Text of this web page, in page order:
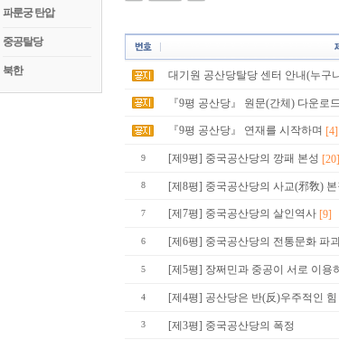
파룬궁 탄압
중공탈당
북한 대기원 공산당탈당 센터 안내(누구
『9평 공산당』 원문(간체) 다운로드
『9평 공산당』 연재를 시작하며 [4]
9 [제9평] 중국공산당의 깡패 본성 [20]
8 [제8평] 중국공산당의 사교(邪敎) 본
7 [제7평] 중국공산당의 살인역사 [9]
6 [제6평] 중국공산당의 전통문화 파괴
5 [제5평] 장쩌민과 중공이 서로 이용
4 [제4평] 공산당은 반(反)우주적인 힘
3 [제3평] 중국공산당의 폭정